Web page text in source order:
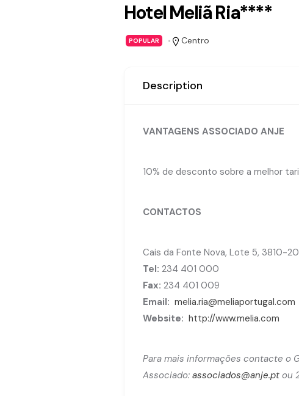
Hotel Meliã Ria****
POPULAR Centro
Description
VANTAGENS ASSOCIADO ANJE
10% de desconto sobre a melhor
CONTACTOS
Cais da Fonte Nova, Lote 5, 3810-
Tel: 234 401 000
Fax: 234 401 009
Email: melia.ria@meliaportugal.com
Website: http://www.melia.com
Para mais informações contacte o
Associado: associados@anje.pt ou